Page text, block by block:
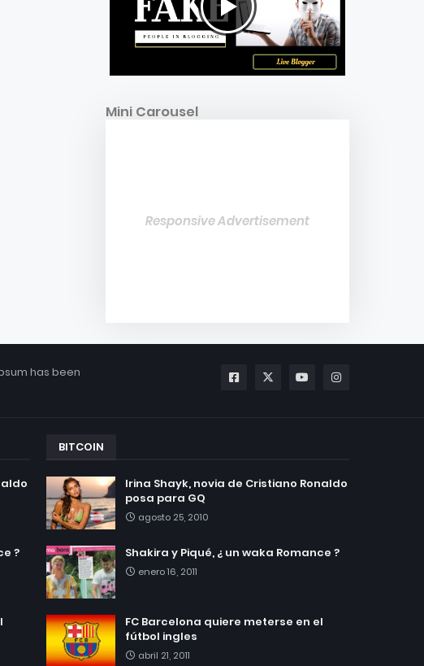
Mini Carousel
Responsive Advertisement
has been
?
BITCOIN
Irina Shayk, novia de Cristiano Ronaldo
posa para GQ
agosto 25, 2010
Shakira y Piqué, ¿ un waka Romance ?
enero 16, 2011
FC Barcelona quiere meterse en el
fútbol ingles
abril 21, 2011